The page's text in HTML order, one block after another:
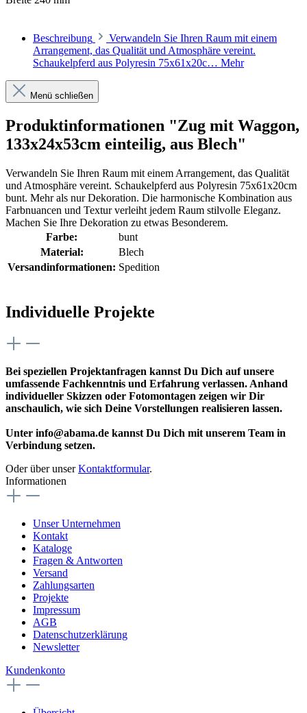
Beschreibung
Verwandeln Sie Ihren Raum mit einem
Arrangement, das Qualität und Atmosphäre vereint.
Schaukelpferd aus Polyresin 75x61x20c… Mehr
Menü schließen
Produktinformationen "Zug mit Waggon,
133x24x53cm einteilig, aus Blech"
Verwandeln Sie Ihren Raum mit einem Arrangement, das Qualität
und Atmosphäre vereint. Schaukelpferd aus Polyresin 75x61x20cm
bunt. Mehr als nur Dekoration. Die harmonische Kombination aus
Farbnuancen und Textur verleiht jedem Raum stilvolle Eleganz.
Machen Sie Ihre Dekoration zu etwas Besonderem.
Farbe:
bunt
Material:
Blech
Versandinformationen: Spedition
Individuelle Projekte
Bei speziellen Projektanfragen kannst Du Dich auf unsere
umfassende Fachkenntnis und Erfahrung verlassen. Anhand
individueller Skizzen oder Fotomontagen zeigen wir Dir
anschaulich, wie sich Deine Vorstellungen realisieren lassen.
Unter info@abama.de kannst Du Dich mit unserem Team in
Verbindung setzen.
Oder über unserKontaktformular.
Informationen
Unser Unternehmen
Kontakt
Kataloge
Fragen & Antworten
Versand
Zahlungsarten
Projekte
Impressum
AGB
Datenschutzerklärung
Newsletter
Kundenkonto